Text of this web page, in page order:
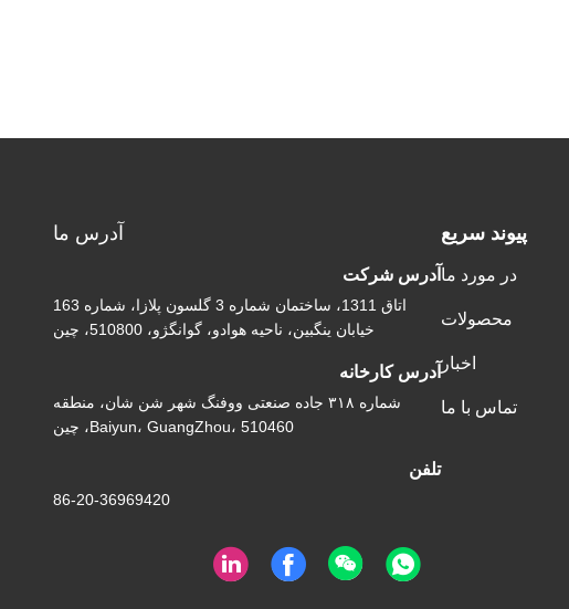
پيوند سريع
در مورد ما
محصولات
اخبار
تماس با ما
آدرس ما
آدرس شرکت
اتاق 1311، ساختمان شماره 3 گلسون پلازا، شماره 163
خیابان ینگبین، ناحیه هوادو، گوانگژو، 510800، چین
آدرس کارخانه
شماره ۳۱۸ جاده صنعتی ووفنگ شهر شن شان، منطقه
Baiyun، GuangZhou، 510460، چین
تلفن
86-20-36969420